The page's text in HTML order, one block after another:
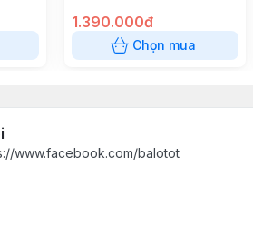
1.390.000đ
Chọn mua
www.facebook.com/balotot